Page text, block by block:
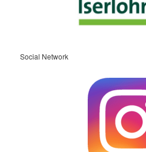
Social Network